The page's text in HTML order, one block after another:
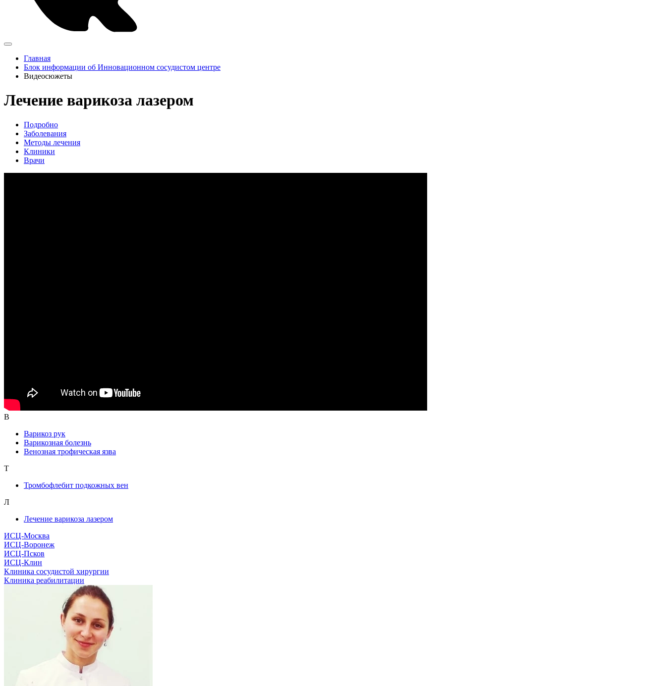
Главная
Блок информации об Инновационном сосудистом центре
Видеосюжеты
Лечение варикоза лазером
Подробно
Заболевания
Методы лечения
Клиники
Врачи
В
Варикоз рук
Варикозная болезнь
Венозная трофическая язва
Т
Тромбофлебит подкожных вен
Л
Лечение варикоза лазером
ИСЦ-Москва
ИСЦ-Воронеж
ИСЦ-Псков
ИСЦ-Клин
Клиника сосудистой хирургии
Клиника реабилитации